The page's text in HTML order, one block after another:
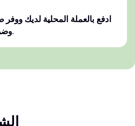
ادفع بالعملة المحلية لديك
وضريبة السلع والخدمات.